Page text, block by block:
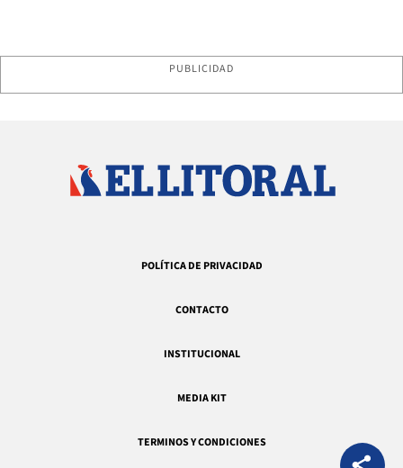
PUBLICIDAD
POLÍTICA DE PRIVACIDAD
CONTACTO
INSTITUCIONAL
MEDIA KIT
TERMINOS Y CONDICIONES